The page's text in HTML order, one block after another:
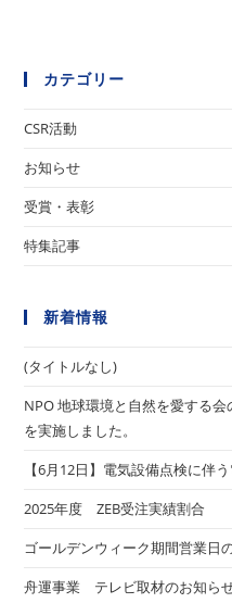
読
カテゴリー
CSR活動
お知らせ
受賞・表彰
特集記事
新着情報
(タイトルなし)
NPO 地球環境と自然を愛する
を実施しました。
【6月12日】電気設備点検に伴
2025年度 ZEB受注実績割合
ゴールデンウィーク期間営業日
舟運事業 テレビ取材のお知ら